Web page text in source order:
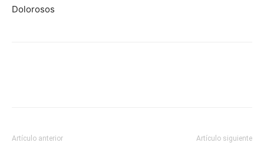
Dolorosos
Artículo anterior Artículo siguiente